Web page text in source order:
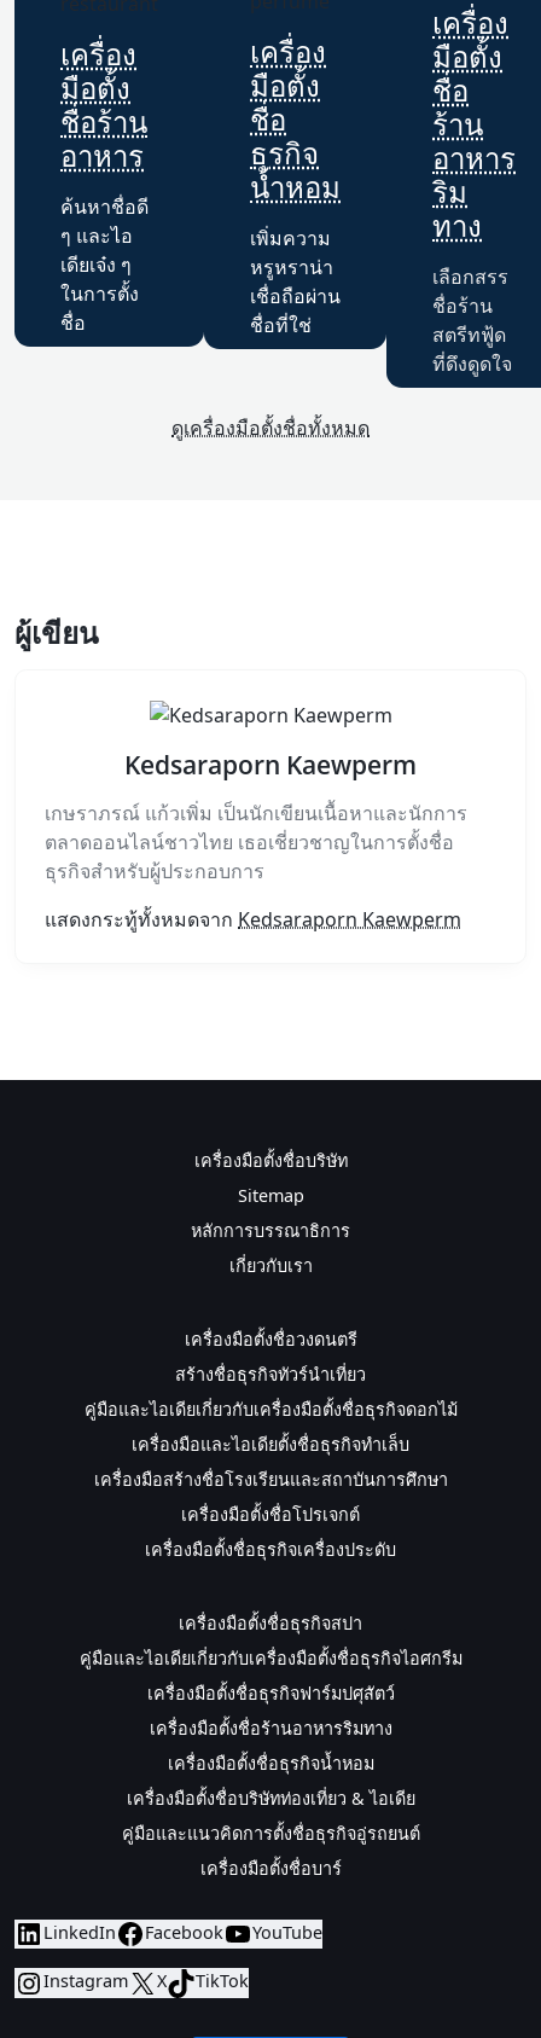
เครื่อง
มือตั้ง
ชื่อร้าน
อาหาร
ค้นหาชื่อดี
ๆ และไอ
เดียเจ๋ง ๆ
ในการตั้ง
ชื่อ
เครื่อง
มือตั้ง
ชื่อ
ธุรกิจ
น้ำหอม
เพิ่มความ
หรูหราน่า
เชื่อถือผ่าน
ชื่อที่ใช่
เครื่อง
มือตั้ง
ชื่อ
ร้าน
อาหาร
ริม
ทาง
เลือกสรร
ชื่อร้าน
สตรีทฟู้ด
ที่ดึงดูดใจ
ดูเครื่องมือตั้งชื่อทั้งหมด
ผู้เขียน
Kedsaraporn Kaewperm
เกษราภรณ์ แก้วเพิ่ม เป็นนักเขียนเนื้อหาและนักการ
ตลาดออนไลน์ชาวไทย เธอเชี่ยวชาญในการตั้งชื่อ
ธุรกิจสำหรับผู้ประกอบการ
แสดงกระทู้ทั้งหมดจาก Kedsaraporn Kaewperm
เครื่องมือตั้งชื่อบริษัท
Sitemap
หลักการบรรณาธิการ
เกี่ยวกับเรา
เครื่องมือตั้งชื่อวงดนตรี
สร้างชื่อธุรกิจทัวร์นำเที่ยว
คู่มือและไอเดียเกี่ยวกับเครื่องมือตั้งชื่อธุรกิจดอกไม้
เครื่องมือและไอเดียตั้งชื่อธุรกิจทำเล็บ
เครื่องมือสร้างชื่อโรงเรียนและสถาบันการศึกษา
เครื่องมือตั้งชื่อโปรเจกต์
เครื่องมือตั้งชื่อธุรกิจเครื่องประดับ
เครื่องมือตั้งชื่อธุรกิจสปา
คู่มือและไอเดียเกี่ยวกับเครื่องมือตั้งชื่อธุรกิจไอศกรีม
เครื่องมือตั้งชื่อธุรกิจฟาร์มปศุสัตว์
เครื่องมือตั้งชื่อร้านอาหารริมทาง
เครื่องมือตั้งชื่อธุรกิจน้ำหอม
เครื่องมือตั้งชื่อบริษัทท่องเที่ยว & ไอเดีย
คู่มือและแนวคิดการตั้งชื่อธุรกิจอู่รถยนต์
เครื่องมือตั้งชื่อบาร์
LinkedIn Facebook YouTube
Instagram X TikTok